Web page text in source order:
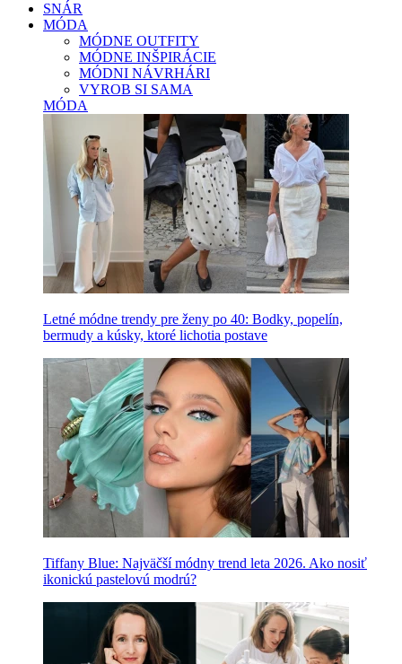
SNÁR
MÓDA
MÓDNE OUTFITY
MÓDNE INŠPIRÁCIE
MÓDNI NÁVRHÁRI
VYROB SI SAMA
MÓDA
Letné módne trendy pre ženy po 40: Bodky, popelín,
bermudy a kúsky, ktoré lichotia postave
Tiffany Blue: Najväčší módny trend leta 2026. Ako nosiť
ikonickú pastelovú modrú?